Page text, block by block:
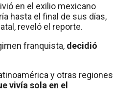
en el exilio mexicano
hasta el final de sus días,
reveló el reporte.
franquista, decidió
y otras regiones
vivía sola en el